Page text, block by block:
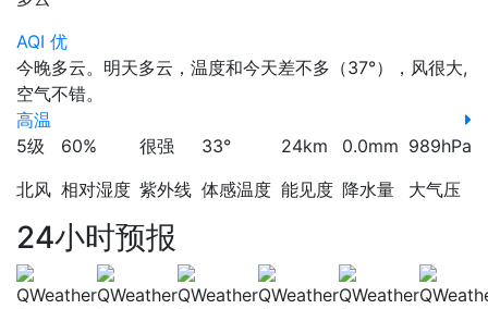
AQI 优
今晚多云。明天多云，温度和今天差不多（37°），风很大,
空气不错。
高温
5级
北风
60%
相对湿度
很强
紫外线
33°
体感温度
24km
能见度
0.0mm
降水量
989hPa
大气压
24小时预报